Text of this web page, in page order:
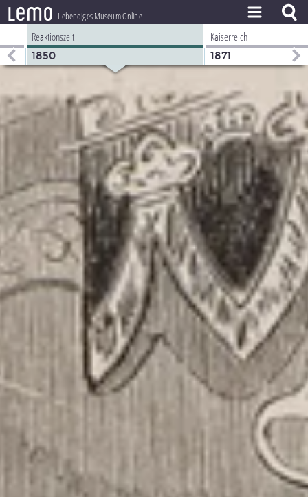
lemo Lebendiges Museum Online
ZEITSTRAHL
THEMEN
ZEITZEUGEN
BESTAND
PROJEKT
Reaktionszeit
1850
Kaiserreich
1871